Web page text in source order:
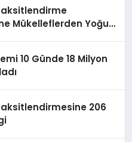
Mükelleflerden Yoğun
10 Günde 18 Milyon
206